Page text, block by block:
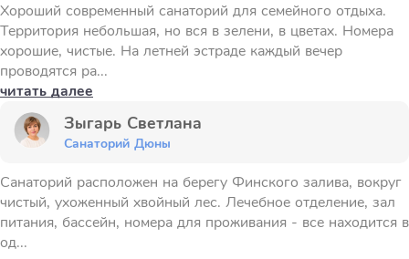
Хороший современный санаторий для семейного отдыха.
Территория небольшая, но вся в зелени, в цветах. Номера
хорошие, чистые. На летней эстраде каждый вечер
проводятся ра...
читать далее
Зыгарь Светлана
Санаторий Дюны
Санаторий расположен на берегу Финского залива, вокруг
чистый, ухоженный хвойный лес. Лечебное отделение, зал
питания, бассейн, номера для проживания - все находится в
од...